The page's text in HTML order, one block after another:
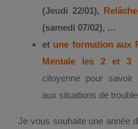
(Jeudi 22/01),
(samedi 07/02), …
et une formation aux
Mentale les 2 et 3
citoyenne pour savoir
aux situations de
Je vous souhaite une année